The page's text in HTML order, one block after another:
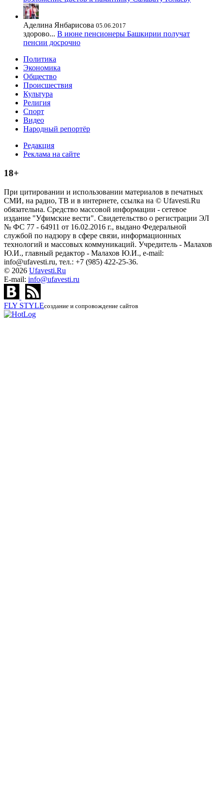
Аделина Янбарисова 05.06.2017
здорово... В июне пенсионеры Башкирии получат
пенсии досрочно
Политика
Экономика
Общество
Происшествия
Культура
Религия
Спорт
Видео
Народный репортёр
Редакция
Реклама на сайте
18+
При цитировании и использовании материалов в печатных
СМИ, на радио, ТВ и в интернете, ссылка на © Ufavesti.Ru
обязательна. Средство массовой информации - сетевое
издание "Уфимские вести". Свидетельство о регистрации ЭЛ
№ ФС 77 - 64911 от 16.02.2016 г., выдано Федеральной
службой по надзору в сфере связи, информационных
технологий и массовых коммуникаций. Учредитель - Малахов
Ю.И., главный редактор - Малахов Ю.И., e-mail:
info@ufavesti.ru, тел.: +7 (985) 422-25-36.
© 2026 Ufavesti.Ru
E-mail: info@ufavesti.ru
FLY STYLEсоздание и сопровождение сайтов